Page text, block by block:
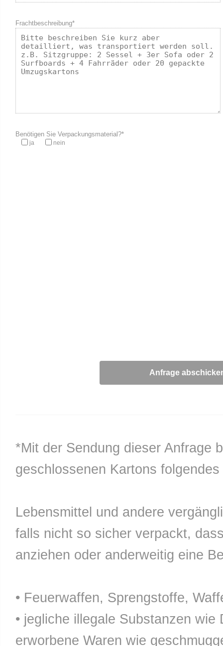
Frachtbeschreibung*
Benötigen Sie Verpackungsmaterial?*
ja nein
*Mit der Sendung dieser Anfrage
geschlossenen Kartons
Lebensmittel und andere
falls nicht so sicher verpackt,
anziehen oder anderweitig eine
• Feuerwaffen, Sprengstoffe,
• jegliche illegale Substanzen
erworbene Waren wie